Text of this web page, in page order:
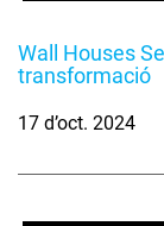
Wall Houses
transformació
17 d’oct. 2024